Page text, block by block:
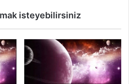
isteyebilirsiniz